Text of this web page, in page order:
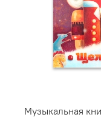
Музыкальная